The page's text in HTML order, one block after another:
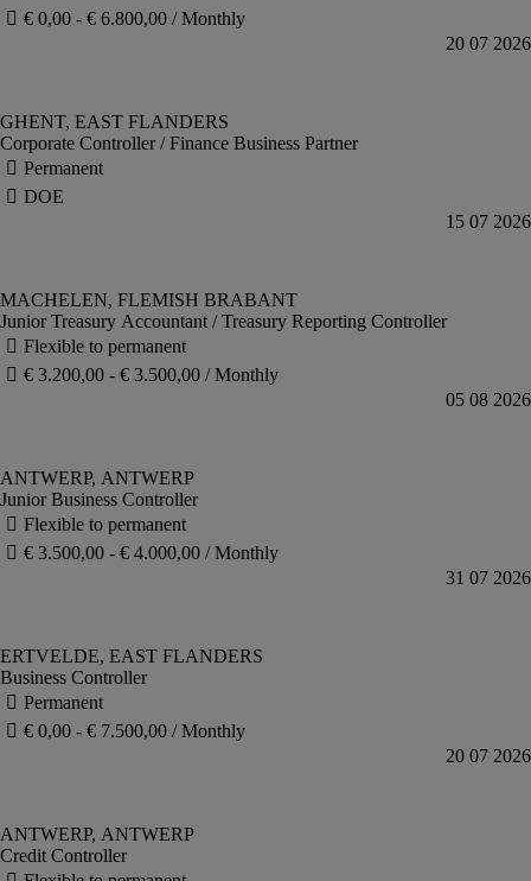
Corporate Controller / Finance Business Partner
Junior Treasury Accountant / Treasury Reporting Controller
Junior Business Controller
Business Controller
Credit Controller